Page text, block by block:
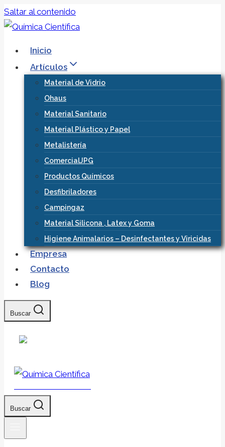
Saltar al contenido
Inicio
Artículos
Material de Vidrio
Ohaus
Material Sanitario
Material Plástico y Papel
Metalistería
ComercialJPG
Productos Químicos
Desfibriladores
Campingaz
Material Silicona , Latex y Goma
Higiene Animalarios – Desinfectantes y Viricidas
Empresa
Contacto
Blog
Buscar
Buscar